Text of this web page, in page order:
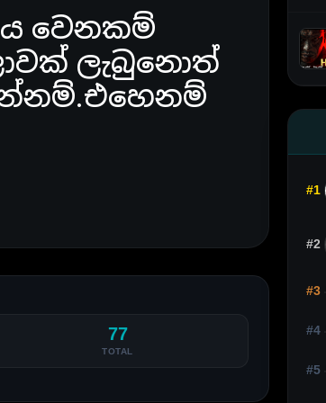
වෙනකම්
ලැබුනොත්
77
TOTAL
#1
#2
#3
#4
#5